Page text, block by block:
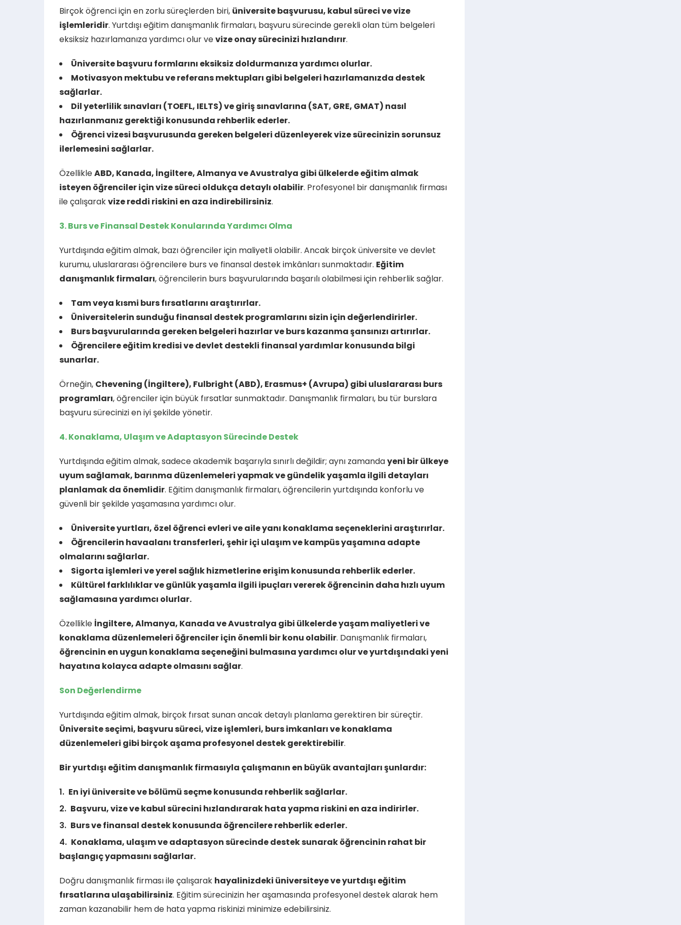
Birçok öğrenci için en zorlu süreçlerden biri, üniversite başvurusu, kabul süreci ve vize
işlemleridir. Yurtdışı eğitim danışmanlık firmaları, başvuru sürecinde gerekli olan tüm belgeleri
eksiksiz hazırlamanıza yardımcı olur vevize onay sürecinizi hızlandırır.
Üniversite başvuru formlarını eksiksiz doldurmanıza yardımcı olurlar.
Motivasyon mektubu ve referans mektupları gibi belgeleri hazırlamanızda destek
sağlarlar.
Dil yeterlilik sınavları (TOEFL, IELTS) ve giriş sınavlarına (SAT, GRE, GMAT) nasıl
hazırlanmanız gerektiği konusunda rehberlik ederler.
Öğrenci vizesi başvurusunda gereken belgeleri düzenleyerek vize sürecinizin sorunsuz
ilerlemesini sağlarlar.
ÖzellikleABD, Kanada, İngiltere, Almanya ve Avustralya gibi ülkelerde eğitim almak
isteyen öğrenciler için vize süreci oldukça detaylı olabilir. Profesyonel bir danışmanlık firması
ile çalışarakvize reddi riskini en aza indirebilirsiniz.
3. Burs ve Finansal Destek Konularında Yardımcı Olma
Yurtdışında eğitim almak, bazı öğrenciler için maliyetli olabilir. Ancak birçok üniversite ve devlet
kurumu, uluslararası öğrencilere burs ve finansal destek imkânları sunmaktadır. Eğitim
danışmanlık firmaları, öğrencilerin burs başvurularında başarılı olabilmesi için rehberlik sağlar.
Tam veya kısmi burs fırsatlarını araştırırlar.
Üniversitelerin sunduğu finansal destek programlarını sizin için değerlendirirler.
Burs başvurularında gereken belgeleri hazırlar ve burs kazanma şansınızı artırırlar.
Öğrencilere eğitim kredisi ve devlet destekli finansal yardımlar konusunda bilgi
sunarlar.
Örneğin, Chevening (İngiltere), Fulbright (ABD), Erasmus+ (Avrupa) gibi uluslararası burs
programları, öğrenciler için büyük fırsatlar sunmaktadır. Danışmanlık firmaları, bu tür burslara
başvuru sürecinizi en iyi şekilde yönetir.
4. Konaklama, Ulaşım ve Adaptasyon Sürecinde Destek
Yurtdışında eğitim almak, sadece akademik başarıyla sınırlı değildir; aynı zamandayeni bir ülkeye
uyum sağlamak, barınma düzenlemeleri yapmak ve gündelik yaşamla ilgili detayları
planlamak da önemlidir. Eğitim danışmanlık firmaları, öğrencilerin yurtdışında konforlu ve
güvenli bir şekilde yaşamasına yardımcı olur.
Üniversite yurtları, özel öğrenci evleri ve aile yanı konaklama seçeneklerini araştırırlar.
Öğrencilerin havaalanı transferleri, şehir içi ulaşım ve kampüs yaşamına adapte
olmalarını sağlarlar.
Sigorta işlemleri ve yerel sağlık hizmetlerine erişim konusunda rehberlik ederler.
Kültürel farklılıklar ve günlük yaşamla ilgili ipuçları vererek öğrencinin daha hızlı uyum
sağlamasına yardımcı olurlar.
Özellikle İngiltere, Almanya, Kanada ve Avustralya gibi ülkelerde yaşam maliyetleri ve
konaklama düzenlemeleri öğrenciler için önemli bir konu olabilir. Danışmanlık firmaları,
öğrencinin en uygun konaklama seçeneğini bulmasına yardımcı olur ve yurtdışındaki yeni
hayatına kolayca adapte olmasını sağlar.
Son Değerlendirme
Yurtdışında eğitim almak, birçok fırsat sunan ancak detaylı planlama gerektiren bir süreçtir.
Üniversite seçimi, başvuru süreci, vize işlemleri, burs imkanları ve konaklama
düzenlemeleri gibi birçok aşama profesyonel destek gerektirebilir.
Bir yurtdışı eğitim danışmanlık firmasıyla çalışmanın en büyük avantajları şunlardır:
En iyi üniversite ve bölümü seçme konusunda rehberlik sağlarlar.
Başvuru, vize ve kabul sürecini hızlandırarak hata yapma riskini en aza indirirler.
Burs ve finansal destek konusunda öğrencilere rehberlik ederler.
Konaklama, ulaşım ve adaptasyon sürecinde destek sunarak öğrencinin rahat bir
başlangıç yapmasını sağlarlar.
Doğru danışmanlık firması ile çalışarak hayalinizdeki üniversiteye ve yurtdışı eğitim
fırsatlarına ulaşabilirsiniz. Eğitim sürecinizin her aşamasında profesyonel destek alarak hem
zaman kazanabilir hem de hata yapma riskinizi minimize edebilirsiniz.